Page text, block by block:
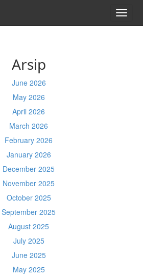
Arsip
June 2026
May 2026
April 2026
March 2026
February 2026
January 2026
December 2025
November 2025
October 2025
September 2025
August 2025
July 2025
June 2025
May 2025